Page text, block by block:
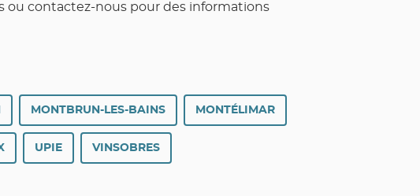
ou contactez-nous pour des informations
MONTBRUN-LES-BAINS MONTÉLIMAR
UPIE VINSOBRES